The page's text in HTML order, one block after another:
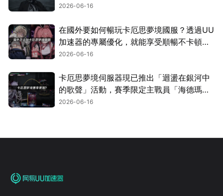
2026-06-16
在國外要如何暢玩卡厄思夢境國服？透過UU
加速器的專屬優化，就能享受順暢不卡頓的
遊玩體驗！
2026-06-16
卡厄思夢境伺服器現已推出「迴盪在銀河中
的歌聲」活動，賽季限定主戰員「海德瑪
麗」同步登場！
2026-06-16